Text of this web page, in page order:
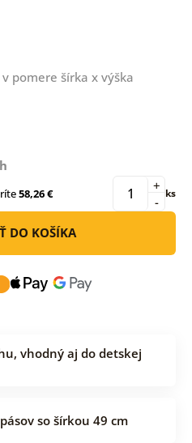
pomere šírka x výška
58,26 € -
+ ks
DO KOŠÍKA
vhodný aj do detskej
so šírkou 49 cm